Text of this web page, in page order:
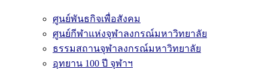
ศูนย์พันธกิจเพื่อสังคม
ศูนย์กีฬาแห่งจุฬาลงกรณ์มหาวิทยาลัย
ธรรมสถานจุฬาลงกรณ์มหาวิทยาลัย
อุทยาน 100 ปี จุฬาฯ